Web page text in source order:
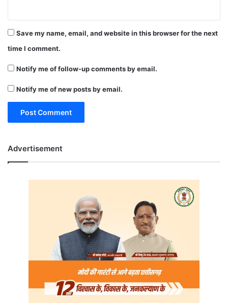
Save my name, email, and website in this browser for the next
time I comment.
Notify me of follow-up comments by email.
Notify me of new posts by email.
Advertisement